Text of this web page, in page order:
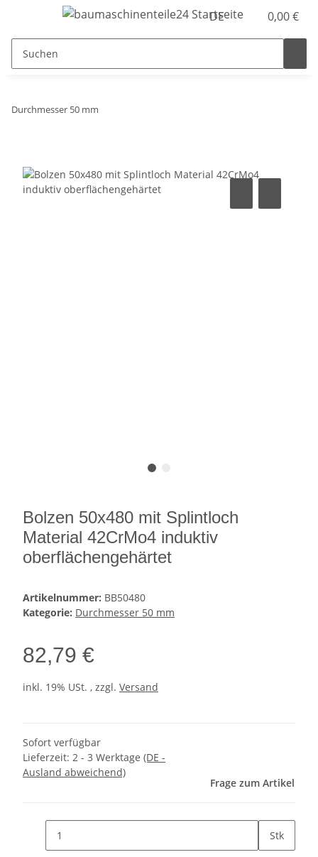
DE 0,00 €
Durchmesser 50 mm
Bolzen 50x480 mit Splintloch
Material 42CrMo4 induktiv
oberflächengehärtet
Artikelnummer: BB50480
Kategorie: Durchmesser 50 mm
82,79 €
inkl. 19% USt. , zzgl. Versand
Sofort verfügbar
Lieferzeit: 2 - 3 Werktage (DE -
Ausland abweichend)
Frage zum Artikel
Stk